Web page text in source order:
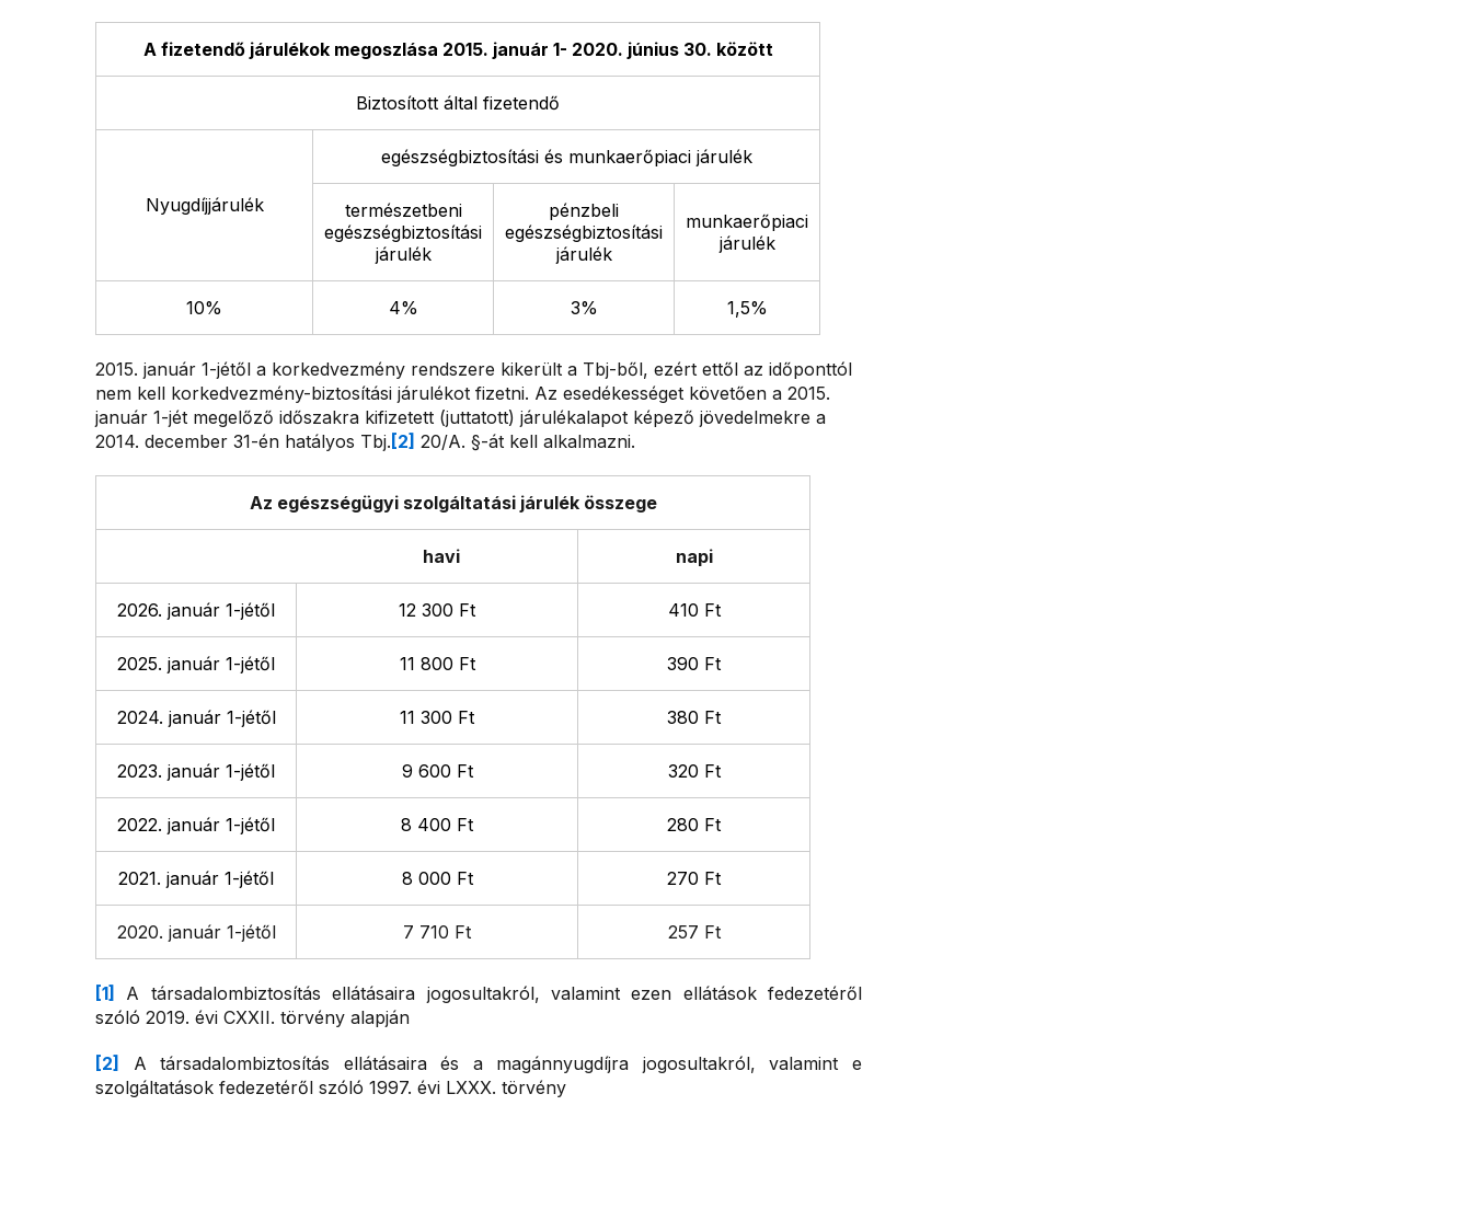
A fizetendő járulékok megoszlása 2015. január 1- 2020. június 30. között
Biztosított által fizetendő
Nyugdíjjárulék
egészségbiztosítási és munkaerőpiaci járulék
természetbeni
egészségbiztosítási
járulék
pénzbeli
egészségbiztosítási
járulék
munkaerőpiaci
járulék
10% 4% 3% 1,5%
2015. január 1-jétől a korkedvezmény rendszere kikerült a Tbj-ből, ezért ettől az időponttól
nem kell korkedvezmény-biztosítási járulékot fizetni. Az esedékességet követően a 2015.
január 1-jét megelőző időszakra kifizetett (juttatott) járulékalapot képező jövedelmekre a
2014. december 31-én hatályos Tbj. [2] 20/A. §-át kell alkalmazni.
Az egészségügyi szolgáltatási járulék összege
havi napi
2026. január 1-jétől 12 300 Ft 410 Ft
2025. január 1-jétől 11 800 Ft 390 Ft
2024. január 1-jétől 11 300 Ft 380 Ft
2023. január 1-jétől 9 600 Ft 320 Ft
2022. január 1-jétől 8 400 Ft 280 Ft
2021. január 1-jétől 8 000 Ft 270 Ft
2020. január 1-jétől 7 710 Ft 257 Ft
[1]
A társadalombiztosítás ellátásaira jogosultakról, valamint ezen ellátások fedezetéről
szóló 2019. évi CXXII. törvény alapján
[2]
A társadalombiztosítás ellátásaira és a magánnyugdíjra jogosultakról, valamint e
szolgáltatások fedezetéről szóló 1997. évi LXXX. törvény